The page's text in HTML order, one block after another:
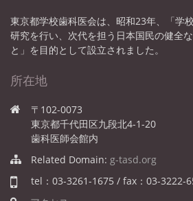
東京都学校歯科医会は、昭和23年、「学
研究を行い、次代を担う日本国民の健全
と」を目的として設立されました。
所在地
〒102-0073
東京都千代田区九段北4-1-20
歯科医師会館内
Related Domain: g-tasd.org
tel：03-3261-1675 / fax：03-3222-